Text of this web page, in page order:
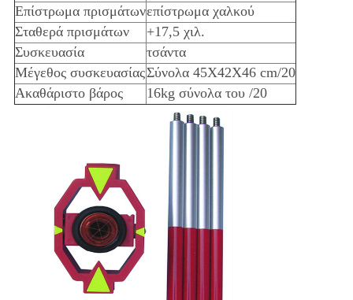
Επίστρωμα πρισμάτωνεπίστρωμα χαλκού
Σταθερά πρισμάτων
+17,5 χιλ.
Συσκευασία
τσάντα
Μέγεθος συσκευασίαςΣύνολα 45X42X46 cm/20
Ακαθάριστο βάρος
16kg σύνολα του /20